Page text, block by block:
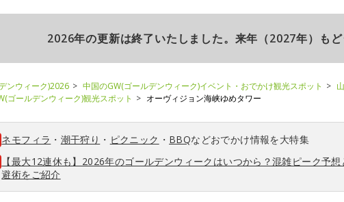
2026年の更新は終了いたしました。来年（2027年）もど
ンウィーク)2026 中国のGW(ゴールデンウィーク)イベント・おでかけ観光スポット
ゴールデンウィーク)観光スポット
オーヴィジョン海峡ゆめタワー
ネモフィラ ・ 潮干狩り ・ ピクニック ・ BBQなどおでかけ情報を大特集
【最大12連休も】2026年のゴールデンウィークはいつから？混雑ピーク予想
避術をご紹介